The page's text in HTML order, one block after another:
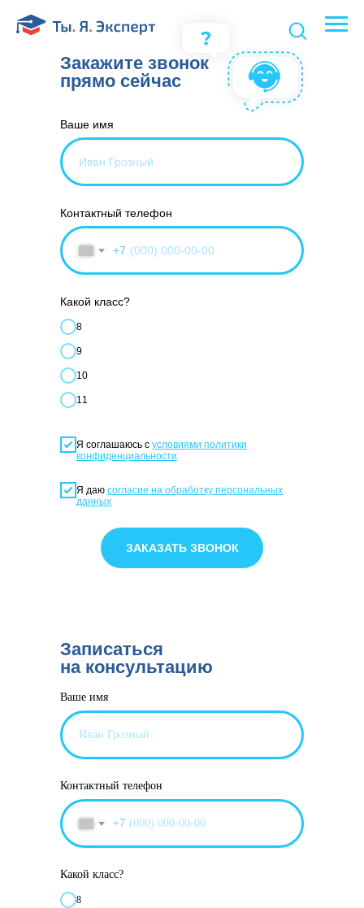
Ваше имя
Контактный телефон
+7
Какой класс?
8
9
10
11
Я соглашаюсь с условиями политики
конфиденциальности
Я даю согласие на обработку персональных
данных
ЗАКАЗАТЬ ЗВОНОК
Закажите звонок
прямо сейчас
Ваше имя
Контактный телефон
+7
Какой класс?
8
Записаться
на консультацию